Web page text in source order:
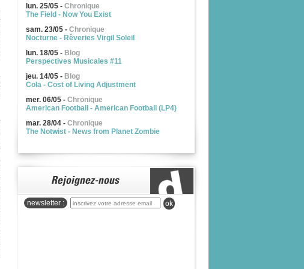
lun. 25/05 - Chronique
The Field - Now You Exist
sam. 23/05 - Chronique
Nocturne - Rêveries Virgil Soleil
lun. 18/05 - Blog
Perspectives Musicales #11
jeu. 14/05 - Blog
Cola - Cost of Living Adjustment
mer. 06/05 - Chronique
American Football - American Football (LP4)
mar. 28/04 - Chronique
The Notwist - News from Planet Zombie
newsletter : ok